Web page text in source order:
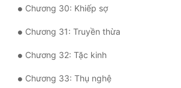
Xuyên Không
Xuyên Nhanh
Xuyên Sách
Xuyên Thư
Chương 30: Khiếp sợ
Chương 31: Truyền thừa
Chương 32: Tặc kinh
Chương 33: Thụ nghệ